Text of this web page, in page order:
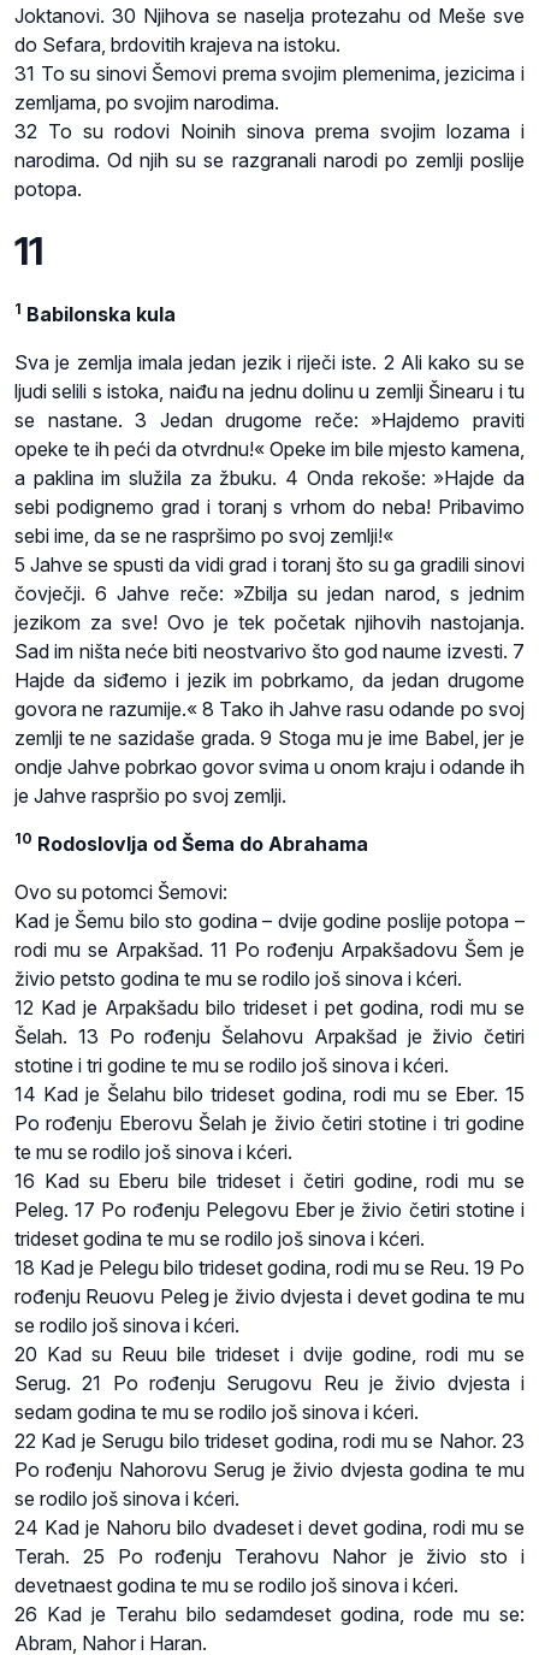
Joktanovi. 30 Njihova se naselja protezahu od Meše sve
do Sefara, brdovitih krajeva na istoku.
31 To su sinovi Šemovi prema svojim plemenima, jezicima i
zemljama, po svojim narodima.
32 To su rodovi Noinih sinova prema svojim lozama i
narodima. Od njih su se razgranali narodi po zemlji poslije
potopa.
11
1 Babilonska kula
Sva je zemlja imala jedan jezik i riječi iste. 2 Ali kako su se
ljudi selili s istoka, naiđu na jednu dolinu u zemlji Šinearu i tu
se nastane. 3 Jedan drugome reče: »Hajdemo praviti
opeke te ih peći da otvrdnu!« Opeke im bile mjesto kamena,
a paklina im služila za žbuku. 4 Onda rekoše: »Hajde da
sebi podignemo grad i toranj s vrhom do neba! Pribavimo
sebi ime, da se ne raspršimo po svoj zemlji!«
5 Jahve se spusti da vidi grad i toranj što su ga gradili sinovi
čovječji. 6 Jahve reče: »Zbilja su jedan narod, s jednim
jezikom za sve! Ovo je tek početak njihovih nastojanja.
Sad im ništa neće biti neostvarivo što god naume izvesti. 7
Hajde da siđemo i jezik im pobrkamo, da jedan drugome
govora ne razumije.« 8 Tako ih Jahve rasu odande po svoj
zemlji te ne sazidaše grada. 9 Stoga mu je ime Babel, jer je
ondje Jahve pobrkao govor svima u onom kraju i odande ih
je Jahve raspršio po svoj zemlji.
10 Rodoslovlja od Šema do Abrahama
Ovo su potomci Šemovi:
Kad je Šemu bilo sto godina – dvije godine poslije potopa –
rodi mu se Arpakšad. 11 Po rođenju Arpakšadovu Šem je
živio petsto godina te mu se rodilo još sinova i kćeri.
12 Kad je Arpakšadu bilo trideset i pet godina, rodi mu se
Šelah. 13 Po rođenju Šelahovu Arpakšad je živio četiri
stotine i tri godine te mu se rodilo još sinova i kćeri.
14 Kad je Šelahu bilo trideset godina, rodi mu se Eber. 15
Po rođenju Eberovu Šelah je živio četiri stotine i tri godine
te mu se rodilo još sinova i kćeri.
16 Kad su Eberu bile trideset i četiri godine, rodi mu se
Peleg. 17 Po rođenju Pelegovu Eber je živio četiri stotine i
trideset godina te mu se rodilo još sinova i kćeri.
18 Kad je Pelegu bilo trideset godina, rodi mu se Reu. 19 Po
rođenju Reuovu Peleg je živio dvjesta i devet godina te mu
se rodilo još sinova i kćeri.
20 Kad su Reuu bile trideset i dvije godine, rodi mu se
Serug. 21 Po rođenju Serugovu Reu je živio dvjesta i
sedam godina te mu se rodilo još sinova i kćeri.
22 Kad je Serugu bilo trideset godina, rodi mu se Nahor. 23
Po rođenju Nahorovu Serug je živio dvjesta godina te mu
se rodilo još sinova i kćeri.
24 Kad je Nahoru bilo dvadeset i devet godina, rodi mu se
Terah. 25 Po rođenju Terahovu Nahor je živio sto i
devetnaest godina te mu se rodilo još sinova i kćeri.
26 Kad je Terahu bilo sedamdeset godina, rode mu se:
Abram, Nahor i Haran.